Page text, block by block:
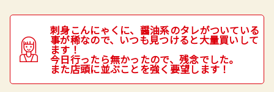
刺身こんにゃくに、醤油系のタレがついている
事が稀なので、いつも見つけると大量買いして
ます！
今日行ったら無かったので、残念でした。
また店頭に並ぶことを強く要望します！